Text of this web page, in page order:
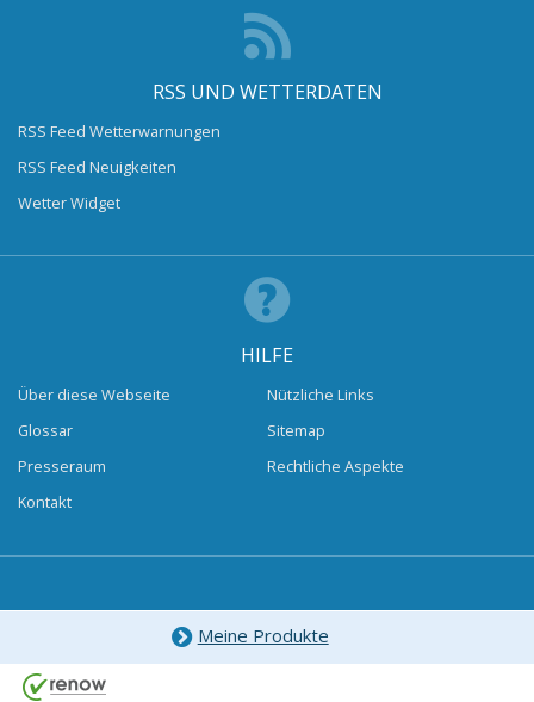
RSS UND WETTERDATEN
RSS Feed Wetterwarnungen
RSS Feed Neuigkeiten
Wetter Widget
HILFE
Über diese Webseite
Glossar
Presseraum
Kontakt
Nützliche Links
Sitemap
Rechtliche Aspekte
Meine Produkte